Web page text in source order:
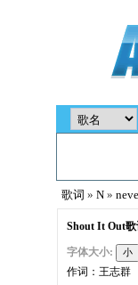
歌词 » N »
Shout It Out歌
字体大小:
作词：王志群